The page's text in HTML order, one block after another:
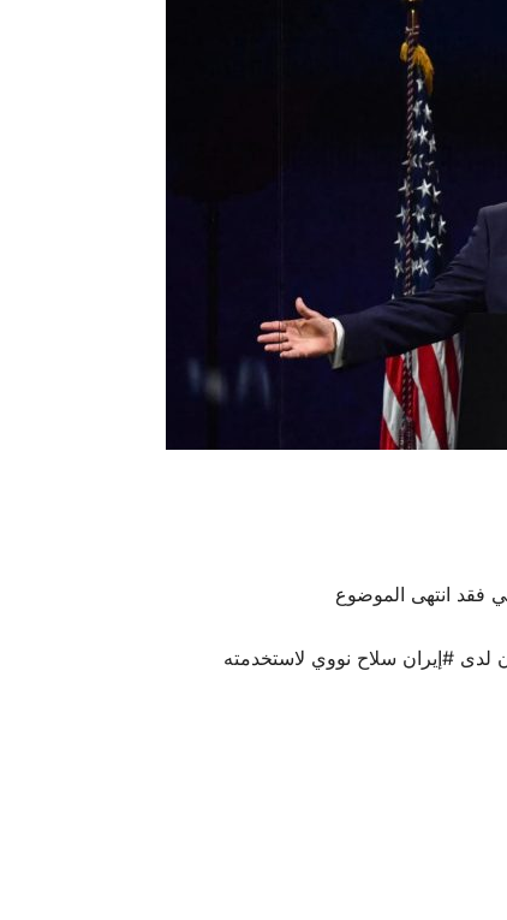
فقد انتهى الموضوع
لدى #إيران سلاح نووي لاستخدمته